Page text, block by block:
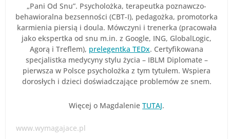
„Pani Od Snu”. Psycholożka, terapeutka poznawczo-
behawioralna bezsenności (CBT-I), pedagożka, promotorka
karmienia piersią i doula. Mówczyni i trenerka (pracowała
jako ekspertka od snu m.in. z Google, ING, GlobalLogic,
Agorą i Treflem), prelegentka TEDx. Certyfikowana
specjalistka medycyny stylu życia – IBLM Diplomate –
pierwsza w Polsce psycholożka z tym tytułem. Wspiera
dorosłych i dzieci doświadczające problemów ze snem.
Więcej o MagdalenieTUTAJ.
www.wymagajace.pl